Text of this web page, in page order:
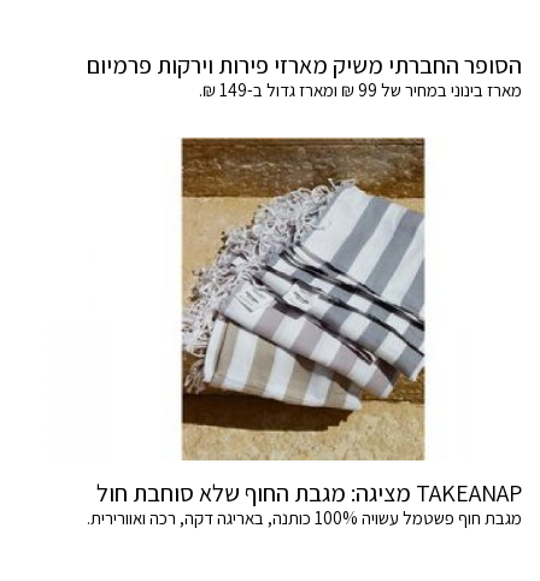
הסופר החברתי משיק מארזי פירות וירקות פרמיום
מארז בינוני במחיר של 99 ₪ ומארז גדול ב-149 ₪.
TAKEANAP מציגה: מגבת החוף שלא סוחבת חול
מגבת חוף פשטמל עשויה 100% כותנה, באריגה דקה, רכה ואוורירית.